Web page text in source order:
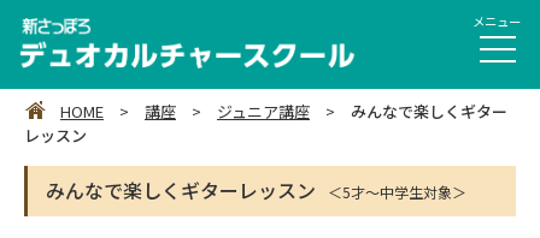
HOME > 講座 > ジュニア講座 > みんなで楽しくギター
レッスン
みんなで楽しくギターレッスン ＜5才～中学生対象＞